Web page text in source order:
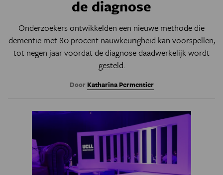
de diagnose
Onderzoekers ontwikkelden een nieuwe methode die
dementie met 80 procent nauwkeurigheid kan voorspellen,
tot negen jaar voordat de diagnose daadwerkelijk wordt
gesteld.
Door Katharina Permentier